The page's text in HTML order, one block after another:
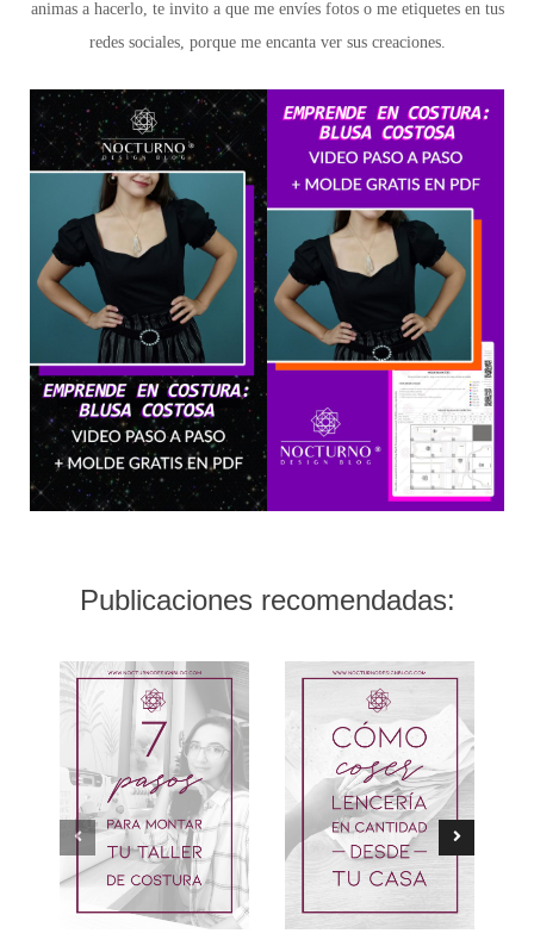
animas a hacerlo, te invito a que me envíes fotos o me etiquetes en tus
redes sociales, porque me encanta ver sus creaciones.
Publicaciones recomendadas: